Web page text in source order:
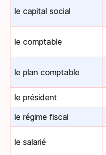
le capital social
le comptable
le plan comptable
le président
le régime fiscal
le salarié